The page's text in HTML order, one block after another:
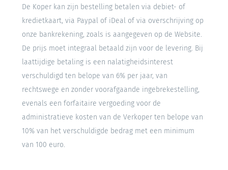
De Koper kan zijn bestelling betalen via debiet- of
kredietkaart, via Paypal of iDeal of via overschrijving op
onze bankrekening, zoals is aangegeven op de Website.
De prijs moet integraal betaald zijn voor de levering. Bij
laattijdige betaling is een nalatigheidsinterest
verschuldigd ten belope van 6% per jaar, van
rechtswege en zonder voorafgaande ingebrekestelling,
evenals een forfaitaire vergoeding voor de
administratieve kosten van de Verkoper ten belope van
10% van het verschuldigde bedrag met een minimum
van 100 euro.